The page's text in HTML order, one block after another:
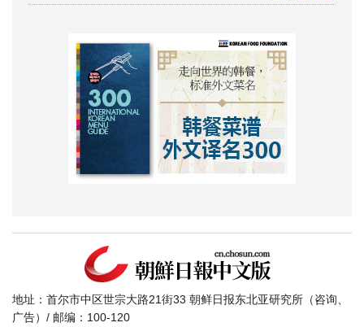
地址：首尔市中区世宗大路21街33 朝鲜日报东北亚研究所（咨询、
广告）/ 邮编：100-120